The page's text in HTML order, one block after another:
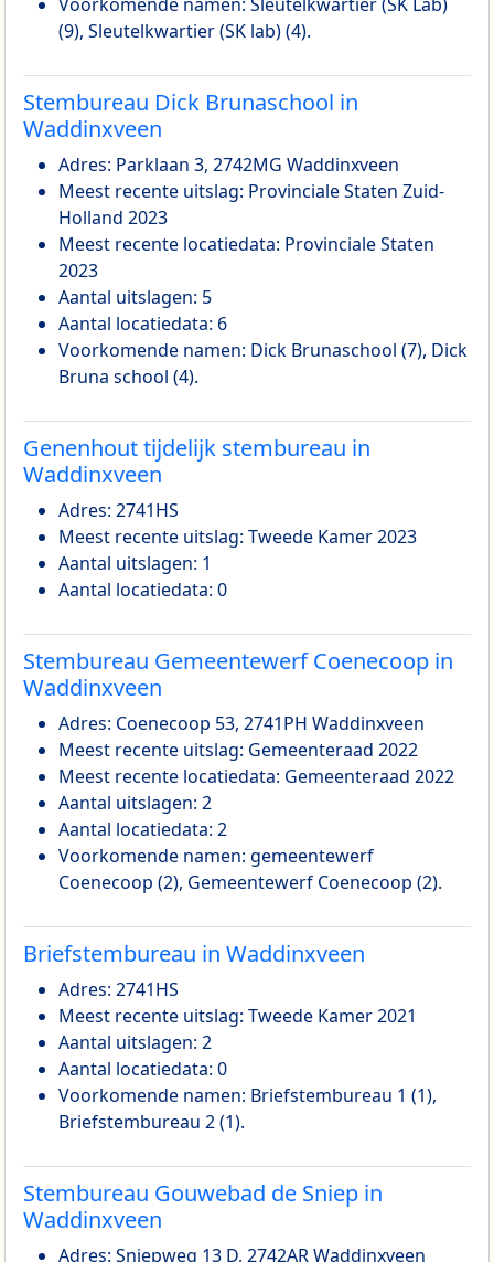
(9), Sleutelkwartier (SK lab) (4).
Stembureau Dick Brunaschool in
Waddinxveen
Adres: Parklaan 3, 2742MG Waddinxveen
Meest recente uitslag: Provinciale Staten Zuid-
Holland 2023
Meest recente locatiedata: Provinciale Staten
2023
Aantal uitslagen: 5
Aantal locatiedata: 6
Voorkomende namen: Dick Brunaschool (7), Dick
Bruna school (4).
Genenhout tijdelijk stembureau in
Waddinxveen
Adres: 2741HS
Meest recente uitslag: Tweede Kamer 2023
Aantal uitslagen: 1
Aantal locatiedata: 0
Stembureau Gemeentewerf Coenecoop in
Waddinxveen
Adres: Coenecoop 53, 2741PH Waddinxveen
Meest recente uitslag: Gemeenteraad 2022
Meest recente locatiedata: Gemeenteraad 2022
Aantal uitslagen: 2
Aantal locatiedata: 2
Voorkomende namen: gemeentewerf
Coenecoop (2), Gemeentewerf Coenecoop (2).
Briefstembureau in Waddinxveen
Adres: 2741HS
Meest recente uitslag: Tweede Kamer 2021
Aantal uitslagen: 2
Aantal locatiedata: 0
Voorkomende namen: Briefstembureau 1 (1),
Briefstembureau 2 (1).
Stembureau Gouwebad de Sniep in
Waddinxveen
Adres: Sniepweg 13 D, 2742AR Waddinxveen